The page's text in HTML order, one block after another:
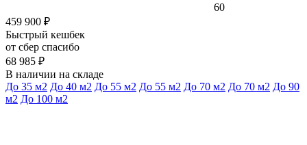
60
459 900 ₽
Быстрый кешбек
от сбер спасибо
68 985 ₽
В наличии на складе
До 35 м2 До 40 м2 До 55 м2 До 55 м2 До 70 м2 До 70 м2 До 90
м2 До 100 м2